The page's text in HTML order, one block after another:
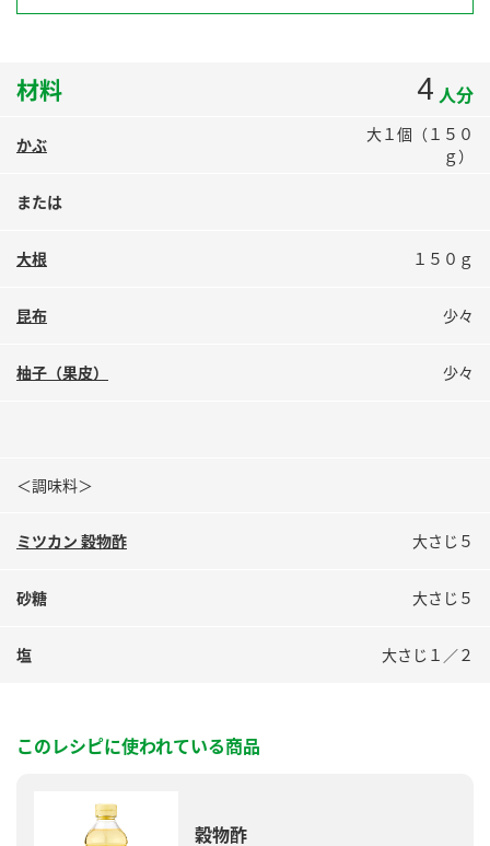
スペシャルサイト
すしラボ
鍋奉行マニュアル
よくあるご質問
業務用サイト
材料 4 人分
かぶ
大１個（１５０
ｇ）
または
大根 １５０ｇ
昆布 少々
柚子（果皮） 少々
＜調味料＞
ミツカン 穀物酢 大さじ５
砂糖 大さじ５
塩 大さじ１／２
このレシピに使われている商品
穀物酢